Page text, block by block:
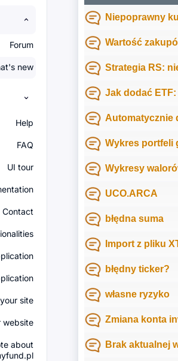
Forum
new
Help
FAQ
UI tour
Contact
site
website
about
Niepoprawny
Wartość
Strategia RS:
Jak dodać ETF:
Automatycznie
Wykres portfeli
Wykresy
UCO.ARCA
błędna suma
Import z pliku
błędny ticker?
własne ryzyko
Zmiana konta
Brak aktualnej